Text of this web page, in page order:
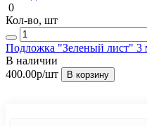
0
Кол-во, шт
Подложка "Зеленый лист" 3
В наличии
400.00р/шт В корзину